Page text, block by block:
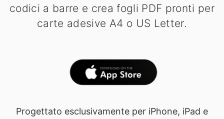
codici a barre e crea fogli PDF pronti per
carte adesive A4 o US Letter.
Progettato esclusivamente per iPhone, iPad e